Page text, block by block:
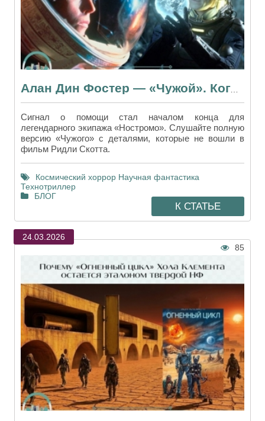
Алан Дин Фостер — «Чужой». Когда книга не уступает легендарному фильму
Сигнал о помощи стал началом конца для
легендарного экипажа «Ностромо». Слушайте полную
версию «Чужого» с деталями, которые не вошли в
фильм Ридли Скотта.
Космический хоррор Научная фантастика
Технотриллер
БЛОГ
К СТАТЬЕ
24.03.2026
85